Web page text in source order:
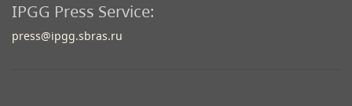
IPGG Press Service:
press@ipgg.sbras.ru